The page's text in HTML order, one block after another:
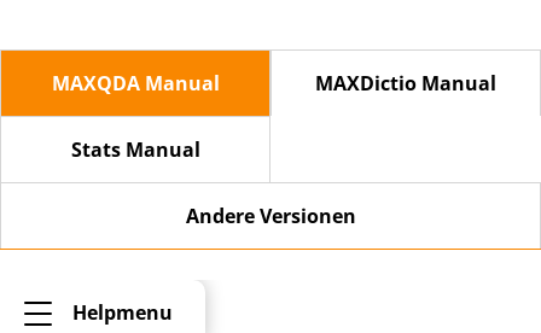
MAXQDA Manual MAXDictio Manual
Stats Manual
Andere Versionen
Helpmenu